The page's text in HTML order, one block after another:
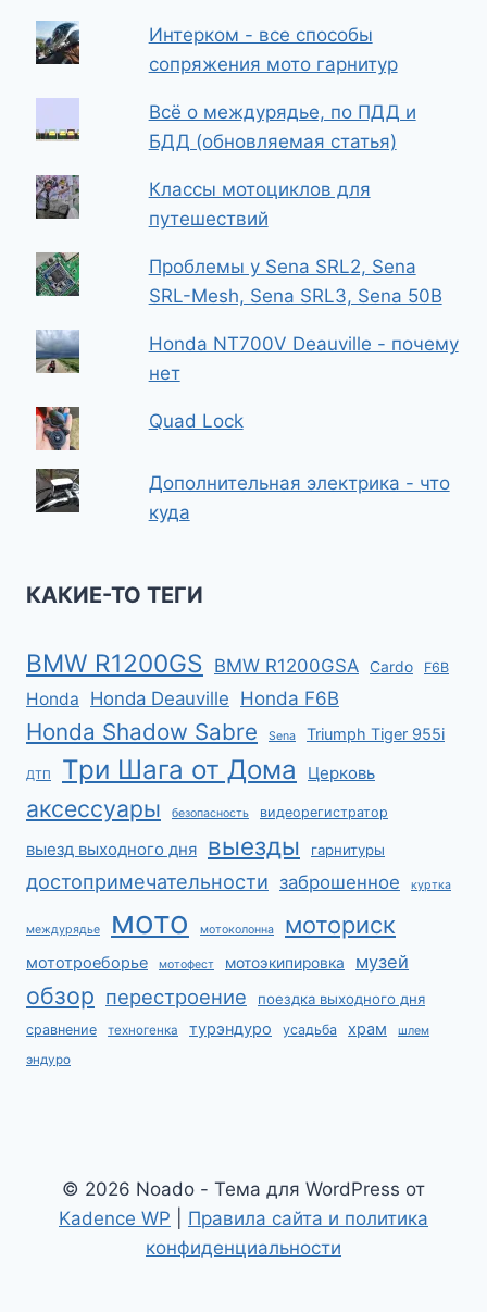
Интерком - все способы
сопряжения мото гарнитур
Всё о междурядье, по ПДД и
БДД (обновляемая статья)
Классы мотоциклов для
путешествий
Проблемы у Sena SRL2, Sena
SRL-Mesh, Sena SRL3, Sena 50B
Honda NT700V Deauville - почему
нет
Quad Lock
Дополнительная электрика - что
куда
КАКИЕ-ТО ТЕГИ
BMW R1200GS BMW R1200GSA Cardo F6B
Honda Honda Deauville Honda F6B
Honda Shadow Sabre Sena Triumph Tiger 955i
ДТП Три Шага от Дома Церковь
аксессуары безопасность видеорегистратор
выезд выходного дня выезды гарнитуры
достопримечательности заброшенное куртка
междурядье мото мотоколонна моториск
мототроеборье мотофест мотоэкипировка музей
обзор перестроение поездка выходного дня
сравнение техногенка турэндуро усадьба храм шлем
эндуро
© 2026 Noado - Тема для WordPress от
Kadence WP
Правила сайта и политика
конфиденциальности